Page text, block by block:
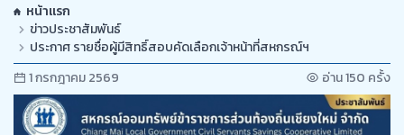
หน้าแรก
ข่าวประชาสัมพันธ์
ประกาศ รายชื่อผู้มีสิทธิ์สอบคัดเลือกเจ้าหน้าที่สหกรณ์ฯ
1 กรกฎาคม 2569
อ่าน 150 ครั้ง